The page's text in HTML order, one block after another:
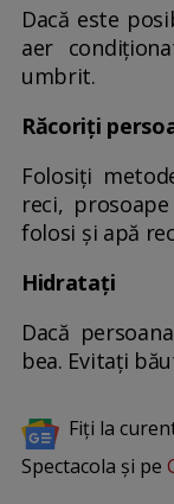
Dacă este
aer
umbrit.
Răcoriți
Folosiți
reci,
folosi și apă
Hidratați
Dacă
bea. Evitați
Fiți la
Spectacola și pe